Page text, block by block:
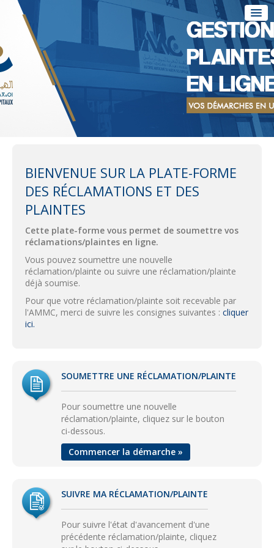
au
contenu
Accueil
Action
Fr / العربية
BIENVENUE SUR LA PLATE-FORME
DES RÉCLAMATIONS ET DES
PLAINTES
Cette plate-forme vous permet de soumettre vos
réclamations/plaintes en ligne.
Vous pouvez soumettre une nouvelle
réclamation/plainte ou suivre une réclamation/plainte
déjà soumise.
Pour que votre réclamation/plainte soit recevable par
l'AMMC, merci de suivre les consignes suivantes : cliquer
ici.
SOUMETTRE UNE RÉCLAMATION/PLAINTE
Pour soumettre une nouvelle
réclamation/plainte, cliquez sur le bouton
ci-dessous.
Commencer la démarche »
SUIVRE MA RÉCLAMATION/PLAINTE
Pour suivre l'état d'avancement d'une
précédente réclamation/plainte, cliquez